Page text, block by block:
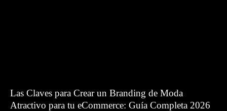
Las Claves para Crear un Branding de Moda
Atractivo para tu eCommerce: Guía Completa 2026